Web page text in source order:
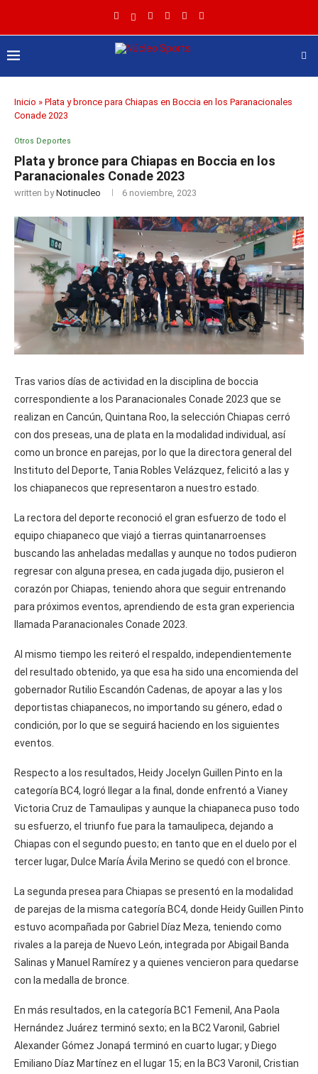
Inicio » Plata y bronce para Chiapas en Boccia en los Paranacionales
Conade 2023
Otros Deportes
Plata y bronce para Chiapas en Boccia en los
Paranacionales Conade 2023
written byNotinucleo 6 noviembre, 2023
Tras varios días de actividad en la disciplina de boccia
correspondiente a los Paranacionales Conade 2023 que se
realizan en Cancún, Quintana Roo, la selección Chiapas cerró
con dos preseas, una de plata en la modalidad individual, así
como un bronce en parejas, por lo que la directora general del
Instituto del Deporte, Tania Robles Velázquez, felicitó a las y
los chiapanecos que representaron a nuestro estado.
La rectora del deporte reconoció el gran esfuerzo de todo el
equipo chiapaneco que viajó a tierras quintanarroenses
buscando las anheladas medallas y aunque no todos pudieron
regresar con alguna presea, en cada jugada dijo, pusieron el
corazón por Chiapas, teniendo ahora que seguir entrenando
para próximos eventos, aprendiendo de esta gran experiencia
llamada Paranacionales Conade 2023.
Al mismo tiempo les reiteró el respaldo, independientemente
del resultado obtenido, ya que esa ha sido una encomienda del
gobernador Rutilio Escandón Cadenas, de apoyar a las y los
deportistas chiapanecos, no importando su género, edad o
condición, por lo que se seguirá haciendo en los siguientes
eventos.
Respecto a los resultados, Heidy Jocelyn Guillen Pinto en la
categoría BC4, logró llegar a la final, donde enfrentó a Vianey
Victoria Cruz de Tamaulipas y aunque la chiapaneca puso todo
su esfuerzo, el triunfo fue para la tamaulipeca, dejando a
Chiapas con el segundo puesto; en tanto que en el duelo por el
tercer lugar, Dulce María Ávila Merino se quedó con el bronce.
La segunda presea para Chiapas se presentó en la modalidad
de parejas de la misma categoría BC4, donde Heidy Guillen Pinto
estuvo acompañada por Gabriel Díaz Meza, teniendo como
rivales a la pareja de Nuevo León, integrada por Abigail Banda
Salinas y Manuel Ramírez y a quienes vencieron para quedarse
con la medalla de bronce.
En más resultados, en la categoría BC1 Femenil, Ana Paola
Hernández Juárez terminó sexto; en la BC2 Varonil, Gabriel
Alexander Gómez Jonapá terminó en cuarto lugar; y Diego
Emiliano Díaz Martínez en el lugar 15; en la BC3 Varonil, Cristian